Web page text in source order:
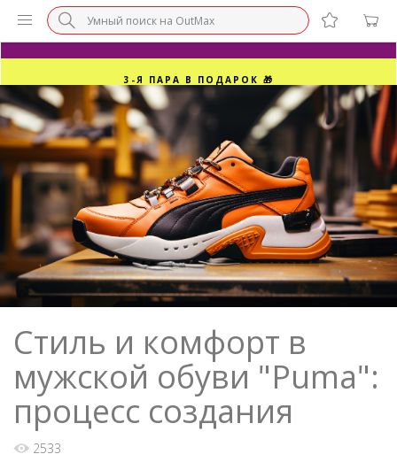
БЕЗ НАЦЕНКИ МАРКЕТПЛЕЙСОВ ⚡ ВАШ РАЗМЕР
ПОСЛЕДНИЕ РАЗМЕРЫ ОТ 1500₽⚡️
СУПЕРАКЦИЯ 🔥 2-Я ПАРА -50%
Стиль и комфорт в
мужской обуви "Puma":
процесс создания
2533